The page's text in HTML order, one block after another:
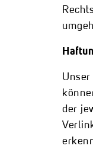
der